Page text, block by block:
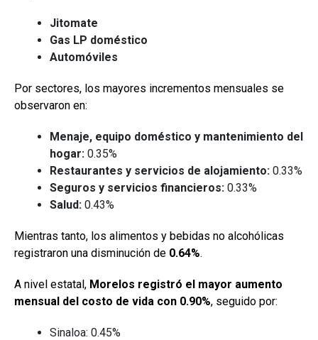
Jitomate
Gas LP doméstico
Automóviles
Por sectores, los mayores incrementos mensuales se
observaron en:
Menaje, equipo doméstico y mantenimiento del
hogar: 0.35%
Restaurantes y servicios de alojamiento: 0.33%
Seguros y servicios financieros: 0.33%
Salud: 0.43%
Mientras tanto, los alimentos y bebidas no alcohólicas
registraron una disminución de 0.64%.
A nivel estatal, Morelos registró el mayor aumento
mensual del costo de vida con 0.90%, seguido por:
Sinaloa: 0.45%